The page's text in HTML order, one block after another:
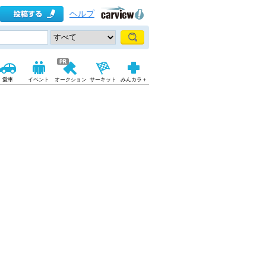
ヘルプ
愛車 イベント オークション サーキット みんカラ＋